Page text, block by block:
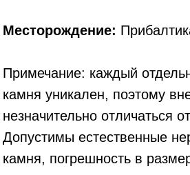
Месторождение:
Примечание: каждый
камня уникален, поэтому
незначительно отличаться
Допустимы естественные
камня, погрешность в